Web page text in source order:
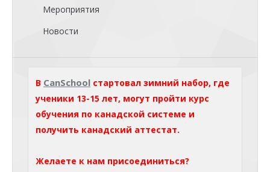
Мероприятия
Новости
В CanSchool стартовал зимний набор, где
ученики 13-15 лет, могут пройти курс
обучения по канадской системе и
получить канадский аттестат.
Желаете к нам присоединиться?